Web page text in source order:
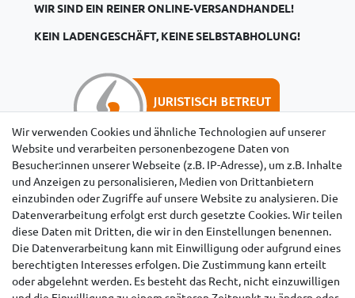
WIR SIND EIN REINER ONLINE-VERSANDHANDEL!
KEIN LADENGESCHÄFT, KEINE SELBSTABHOLUNG!
Hinweise für Käufer aus der Schweiz
Wir verwenden Cookies und ähnliche Technologien auf unserer
Website und verarbeiten personenbezogene Daten von
Besucher:innen unserer Webseite (z.B. IP-Adresse), um z.B. Inhalte
und Anzeigen zu personalisieren, Medien von Drittanbietern
einzubinden oder Zugriffe auf unsere Website zu analysieren. Die
Datenverarbeitung erfolgt erst durch gesetzte Cookies. Wir teilen
diese Daten mit Dritten, die wir in den Einstellungen benennen.
Die Datenverarbeitung kann mit Einwilligung oder aufgrund eines
berechtigten Interesses erfolgen. Die Zustimmung kann erteilt
oder abgelehnt werden. Es besteht das Recht, nicht einzuwilligen